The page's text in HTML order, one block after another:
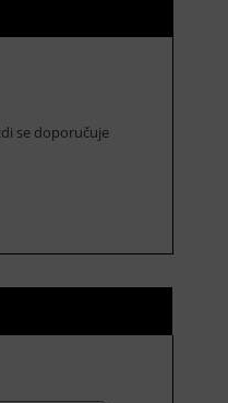
se doporučuje